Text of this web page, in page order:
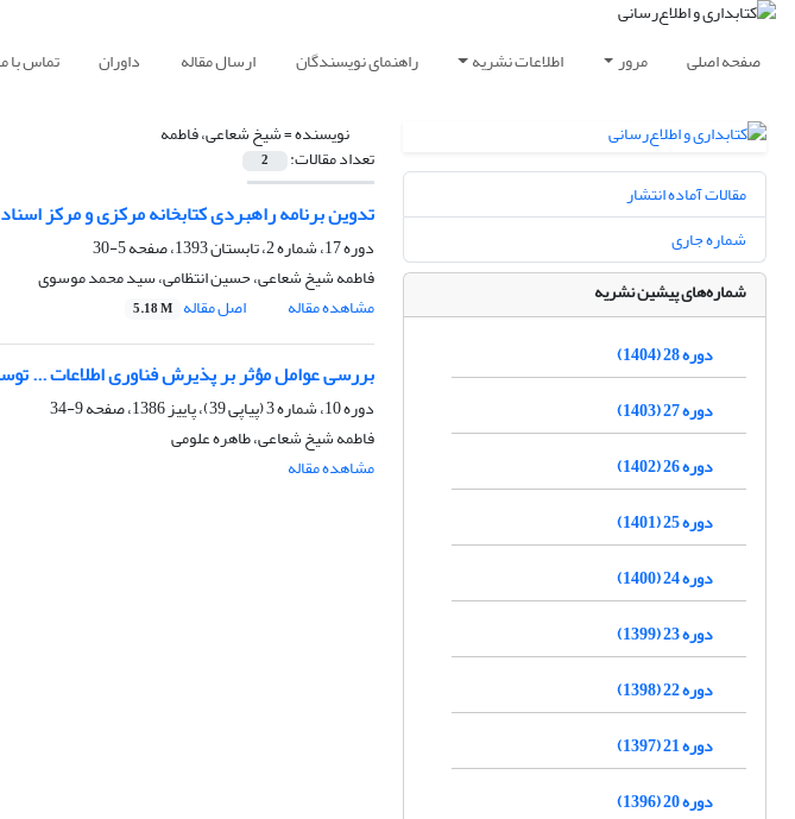
صفحه اصلی مرور اطلاعات نشریه راهنمای نویسندگان ارسال مقاله داوران تماس با
نویسنده =شیخ شعاعی، فاطمه
تعداد مقالات: 2
تدوین برنامه راهبردی کتابخانه مرکزی و مرکز
دوره 17، شماره 2، تابستان 1393، صفحه
5-30
فاطمه شیخ شعاعی، حسین انتظامی، سید محمد موسوی
مشاهده مقاله
اصل مقاله 5.18 M
بررسی عوامل مؤثر بر پذیرش فناوری اطلاعات ...
دوره 10، شماره 3 (پیاپی 39)، پاییز 1386، صفحه
9-34
فاطمه شیخ شعاعی، طاهره علومی
مشاهده مقاله
مقالات آماده انتشار
شماره جاری
شماره‌های پیشین نشریه
دوره 28 (1404)
دوره 27 (1403)
دوره 26 (1402)
دوره 25 (1401)
دوره 24 (1400)
دوره 23 (1399)
دوره 22 (1398)
دوره 21 (1397)
دوره 20 (1396)